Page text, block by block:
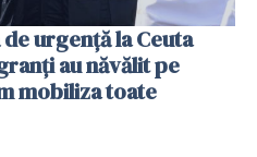
urgență la Ceuta
au năvălit pe
mobiliza toate